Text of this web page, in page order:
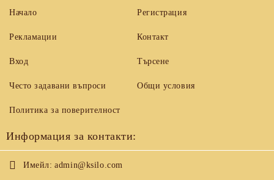
Начало
Рекламации
Вход
Често задавани въпроси
Регистрация
Контакт
Търсене
Общи условия
Политика за поверителност
Информация за контакти:
Имейл: admin@ksilo.com